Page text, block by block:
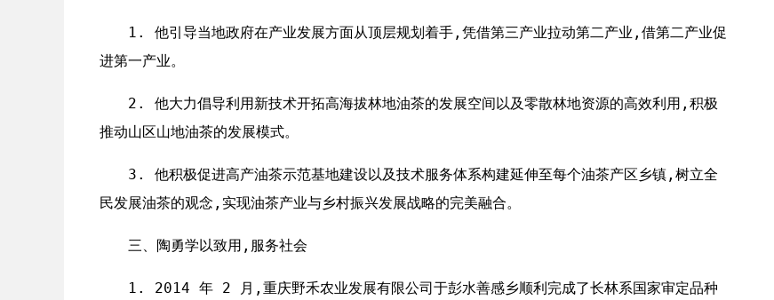
1. 他引导当地政府在产业发展方面从顶层规划着手,凭借第三产业拉动第二产业,借第二产业促
进第一产业。
2. 他大力倡导利用新技术开拓高海拔林地油茶的发展空间以及零散林地资源的高效利用,积极
推动山区山地油茶的发展模式。
3. 他积极促进高产油茶示范基地建设以及技术服务体系构建延伸至每个油茶产区乡镇,树立全
民发展油茶的观念,实现油茶产业与乡村振兴发展战略的完美融合。
三、陶勇学以致用,服务社会
1. 2014 年 2 月,重庆野禾农业发展有限公司于彭水善感乡顺利完成了长林系国家审定品种